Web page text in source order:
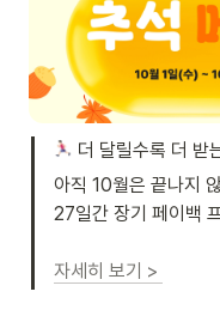
더 달릴수록 더 받
아직 10월은 끝나지
27일간 장기 페이백
자세히 보기 >